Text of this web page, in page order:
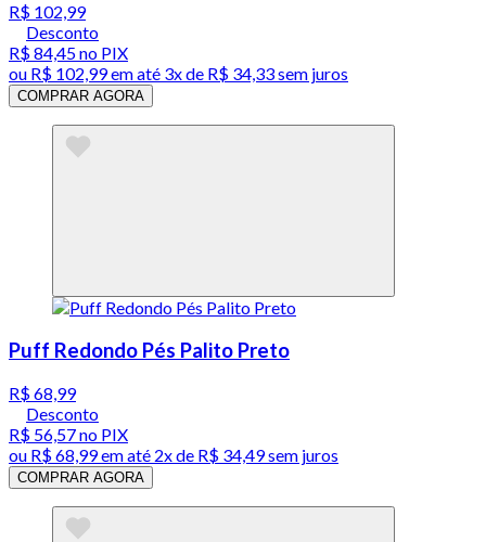
R$ 102,99
Desconto
R$ 84,45no PIX
ou R$ 102,99em até 3x de R$ 34,33 sem juros
COMPRAR AGORA
Puff Redondo Pés Palito Preto
R$ 68,99
Desconto
R$ 56,57no PIX
ou R$ 68,99em até 2x de R$ 34,49 sem juros
COMPRAR AGORA